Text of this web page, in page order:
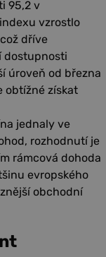
95,2 v
vzrostlo
dříve
dostupnosti
úroveň od března
obtížné získat
jednaly ve
rozhodnutí je
rámcová dohoda
evropského
obchodní